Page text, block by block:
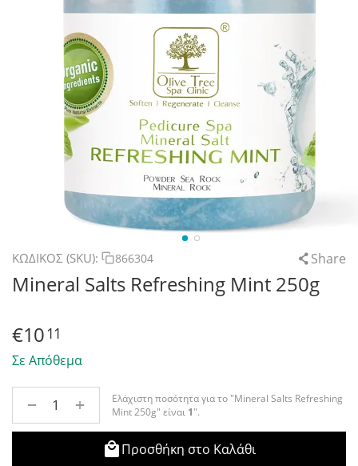
ΚΩΔΙΚΟΣ (SKU): 866304 Share
Mineral Salts Refreshing Mint 250g
€10 11
Σε Απόθεμα
+
−
Ελάχιστη ποσότητα για το "Mineral Salts Refreshing
Mint 250g" είναι 1".
Προσθήκη στο Καλάθι